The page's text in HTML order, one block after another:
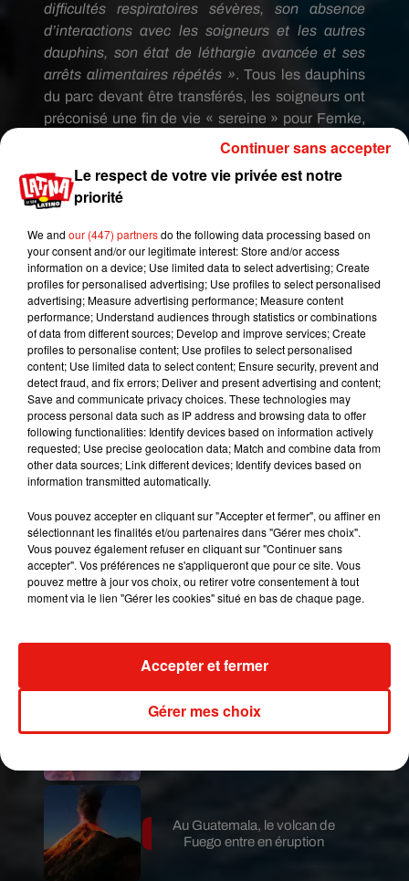
Publié : 2 février 2021 à 14h05 par Lucas Pierre
difficultés respiratoires sévères, son absence
d’interactions avec les soigneurs et les autres
dauphins, son état de léthargie avancée et ses
arrêts alimentaires répétés ». Tous les dauphins
du parc devant être transférés, les soigneurs ont
préconisé une fin de vie « sereine » pour Femke,
dans un environnement familier, estimant que la
Proposition de loi contre la maltraitance animale
proposition de loi, votée à la quasi-unanimité par
l’Assemblée nationale la semaine dernière. Cette
proposition de loi vise à protéger les animaux des
maltraitances et interdit désormais la captivité de
cétacés.
Tous les autres dauphins du Parc Astérix ont pu
être transférés vers d’autres sites après la
fermeture de leur bassin.
Mundo Latino
Guatemala : l'éruption du volcan
de Fuego est terminée
en Argentine, et en pleine...
Karol G dévoile la tracklist de
son nouvel album… avec des
Au Guatemala, le volcan de
Fuego entre en éruption
Le respect de votre vie privée est notre
priorité
We and our (447) partnersdo the following data processing based on
your consent and/or our legitimate interest: Store and/or access
information on a device; Use limited data to select advertising; Create
profiles for personalised advertising; Use profiles to select personalised
advertising; Measure advertising performance; Measure content
performance; Understand audiences through statistics or combinations
of data from different sources; Develop and improve services; Create
profiles to personalise content; Use profiles to select personalised
content; Use limited data to select content; Ensure security, prevent and
detect fraud, and fix errors; Deliver and present advertising and content;
Save and communicate privacy choices. These technologies may
process personal data such as IP address and browsing data to offer
following functionalities: Identify devices based on information actively
requested; Use precise geolocation data; Match and combine data from
other data sources; Link different devices; Identify devices based on
information transmitted automatically.
Vous pouvez accepter en cliquant sur "Accepter et fermer", ou affiner en
sélectionnant les finalités et/ou partenaires dans "Gérer mes choix".
Vous pouvez également refuser en cliquant sur "Continuer sans
accepter". Vos préférences ne s'appliqueront que pour ce site. Vous
pouvez mettre à jour vos choix, ou retirer votre consentement à tout
moment via le lien "Gérer les cookies" situé en bas de chaque page.
Gérer mes choix
Accepter et fermer
Continuer sans accepter